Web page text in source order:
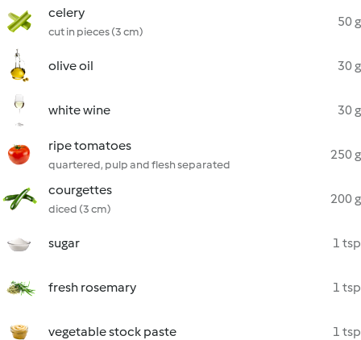
celery
cut in pieces (3 cm)
50 g
olive oil 30 g
white wine 30 g
ripe tomatoes
quartered, pulp and flesh separated
250 g
courgettes
diced (3 cm)
200 g
sugar 1 tsp
fresh rosemary 1 tsp
vegetable stock paste
1 tsp